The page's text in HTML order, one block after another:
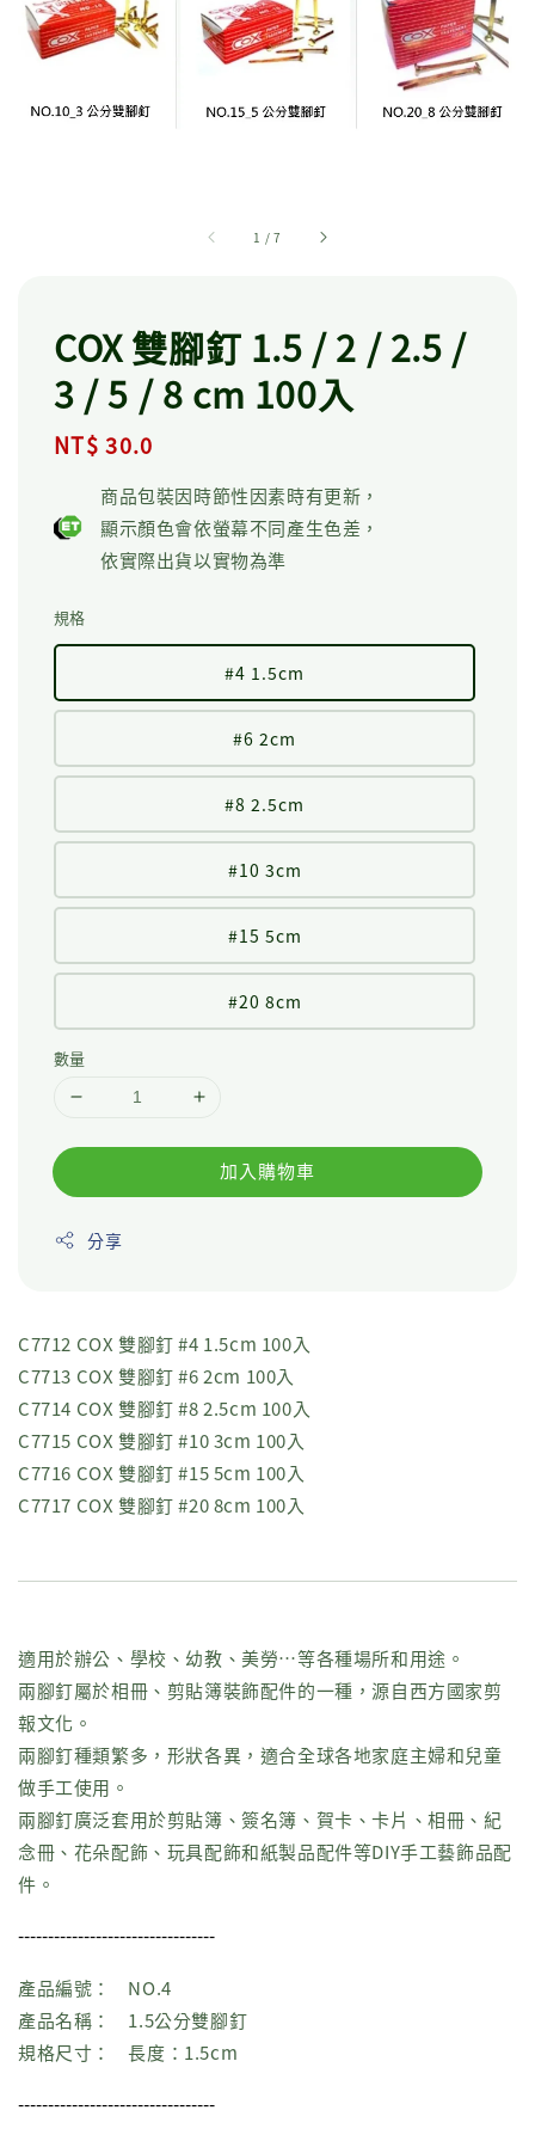
1 /7
COX 雙腳釘 1.5 / 2 / 2.5 /
3 / 5 / 8 cm 100入
Regular
NT$ 30.0
商品包裝因時節性因素時有更新，
顯示顏色會依螢幕不同產生色差，
依實際出貨以實物為準
規格
#4 1.5cm
#6 2cm
#8 2.5cm
#10 3cm
#15 5cm
#20 8cm
數量
加入購物車
分享
C7712 COX 雙腳釘 #4 1.5cm 100入
C7713 COX 雙腳釘 #6 2cm 100入
C7714 COX 雙腳釘 #8 2.5cm 100入
C7715 COX 雙腳釘 #10 3cm 100入
C7716 COX 雙腳釘 #15 5cm 100入
C7717 COX 雙腳釘 #20 8cm 100入
適用於辦公、學校、幼教、美勞…等各種場所和用途。
兩腳釘屬於相冊、剪貼簿裝飾配件的一種，源自西方國家剪
報文化。
兩腳釘種類繁多，形狀各異，適合全球各地家庭主婦和兒童
做手工使用。
兩腳釘廣泛套用於剪貼簿、簽名簿、賀卡、卡片、相冊、紀
念冊、花朵配飾、玩具配飾和紙製品配件等DIY手工藝飾品配
件。
---------------------------------
產品編號：
NO.4
產品名稱：
1.5公分雙腳釘
規格尺寸：
長度：1.5cm
---------------------------------